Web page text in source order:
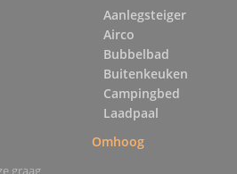
Aanlegsteiger
Airco
Bubbelbad
Buitenkeuken
Campingbed
Laadpaal
graag
Omhoog